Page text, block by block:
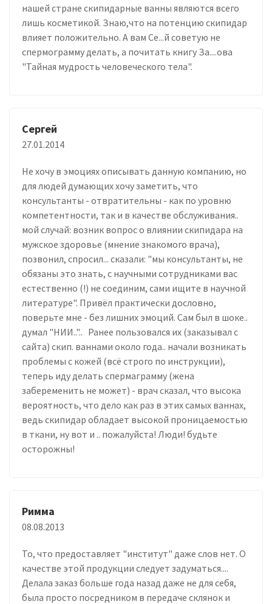
нашей стране скипидарные ванны являются всего
лишь косметикой. Знаю,что на потенцию скипидар
влияет положительно. А вам Се...й советую не
спермограмму делать, а почитать книгу За....ова
"Тайная мудрость человеческого тела".
Сергей
27.01.2014
Не хочу в эмоциях описывать данную компанию, но
для людей думающих хочу заметить, что
консультанты - отвратительны - как по уровню
компетентности, так и в качестве обслуживания..
мой случай: возник вопрос о влиянии скипидара на
мужское здоровье (мнение знакомого врача),
позвонил, спросил... сказали: "мы консультанты, не
обязаны это знать, с научными сотрудниками вас
естественно (!) не соединим, сами ищите в научной
литературе". Привёл практически дословно,
поверьте мне - без лишних эмоций. Сам был в шоке..
думал "НИИ..".. Ранее пользовался их (заказывал с
сайта) скип. ваннами около года.. начали возникать
проблемы с кожей (всё строго по инструкции),
теперь иду делать спермаграмму (жена
забеременить не может) - врач сказал, что высока
вероятность, что дело как раз в этих самых ваннах,
ведь скипидар обладает высокой проницаемостью
в ткани, ну вот и .. пожалуйста! Люди! будьте
осторожны!
Римма
08.08.2013
То, что предоставляет "институт" даже слов нет. О
качестве этой продукции следует задуматься....
Делала заказ больше года назад даже не для себя,
была просто посредником в передаче склянок и